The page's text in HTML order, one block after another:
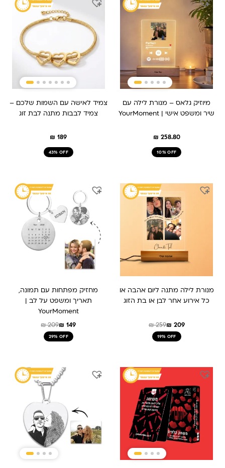
מיוזיק גלאס – מנורת לילה עם
שיר ומשפט אישי | YourMoment
₪ 258.80
10% OFF
צמיד לאישה עם השמות שלכם –
צמיד לבבות מתנה לבת זוג
₪ 189
43% OFF
מנורת לילה מתנה ליום אהבה או
כל אירוע אחר לבן או בת הזוג
₪259
המחיר
היה:
₪ 209
המחיר
הוא:
19% OFF
מחזיק מפתחות עם תמונה,
תאריך ומשפט על לב |
YourMoment
₪209
המקורי
₪ 209.
₪ 149
הנוכחי
₪ 149.
29% OFF
המחיר
היה:
₪ 199.
המחיר
הוא:
₪ 159.
המחיר
המקורי
המחיר
הנוכחי